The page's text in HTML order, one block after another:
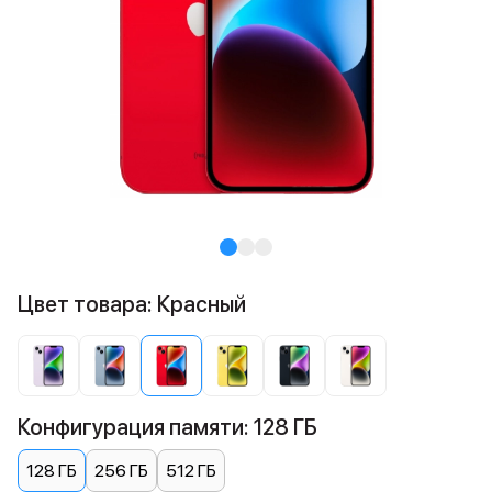
Цвет товара: Красный
Конфигурация памяти: 128 ГБ
128 ГБ 256 ГБ 512 ГБ